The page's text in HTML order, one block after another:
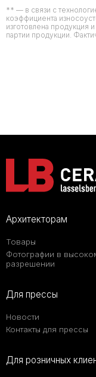
** — в связи с
коэффициента
изготовлена продукция
партии продукции.
Архитекторам
Товары
Фотографии в
разрешении
Для прессы
Новости
Контакты для прессы
Для розничных